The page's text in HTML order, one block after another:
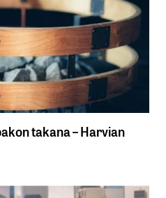
takana – Harvian